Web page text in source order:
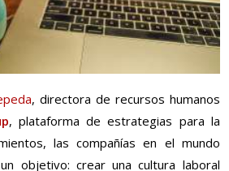
, directora de recursos humanos
, plataforma de estrategias para la
las compañías en el mundo
objetivo: crear una cultura laboral